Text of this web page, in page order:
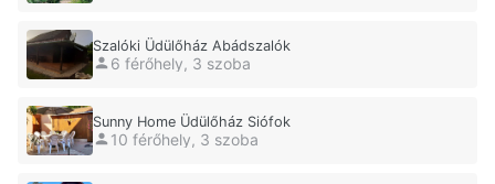
Szalóki Üdülőház Abádszalók
6 férőhely, 3 szoba
Sunny Home Üdülőház Siófok
10 férőhely, 3 szoba